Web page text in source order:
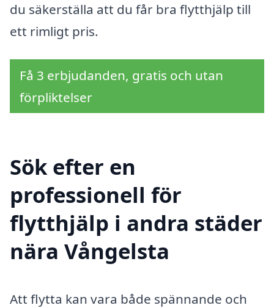
du säkerställa att du får bra flytthjälp till
ett rimligt pris.
Få 3 erbjudanden, gratis och utan
förpliktelser
Sök efter en
professionell för
flytthjälp i andra städer
nära Vångelsta
Att flytta kan vara både spännande och